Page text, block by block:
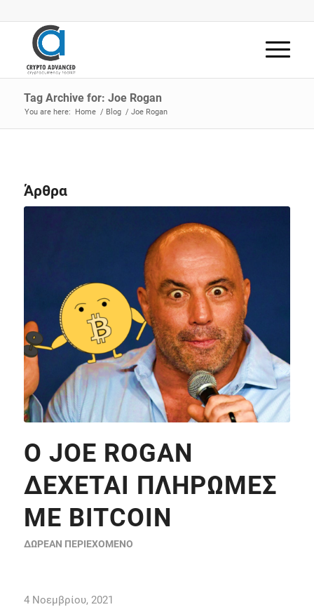
Tag Archive for: Joe Rogan
You are here: Home / Blog / Joe Rogan
Άρθρα
Ο JOE ROGAN
ΔΈΧΕΤΑΙ ΠΛΗΡΩΜΈΣ
ΜΕ BITCOIN
ΔΩΡΕΆΝ ΠΕΡΙΕΧΌΜΕΝΟ
4 Νοεμβρίου, 2021